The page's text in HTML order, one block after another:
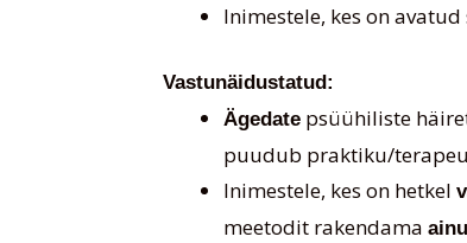
Inimestele, kes on
Vastunäidustatud:
Ägedatepsüühiliste
puudub praktiku/
Inimestele, kes on hetkel
meetodit rakendama